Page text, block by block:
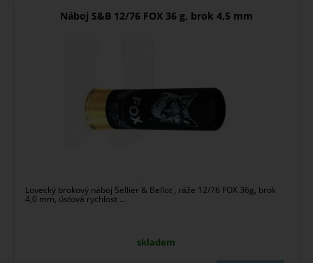
Náboj S&B 12/76 FOX 36 g, brok 4,5 mm
Lovecký brokový náboj Sellier & Bellot , ráže 12/76 FOX 36g, brok
4,0 mm, úsťová rychlost ...
skladem